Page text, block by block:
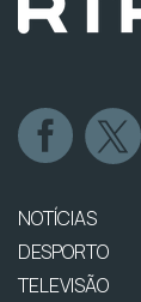
NOTÍCIAS
DESPORTO
TELEVISÃO